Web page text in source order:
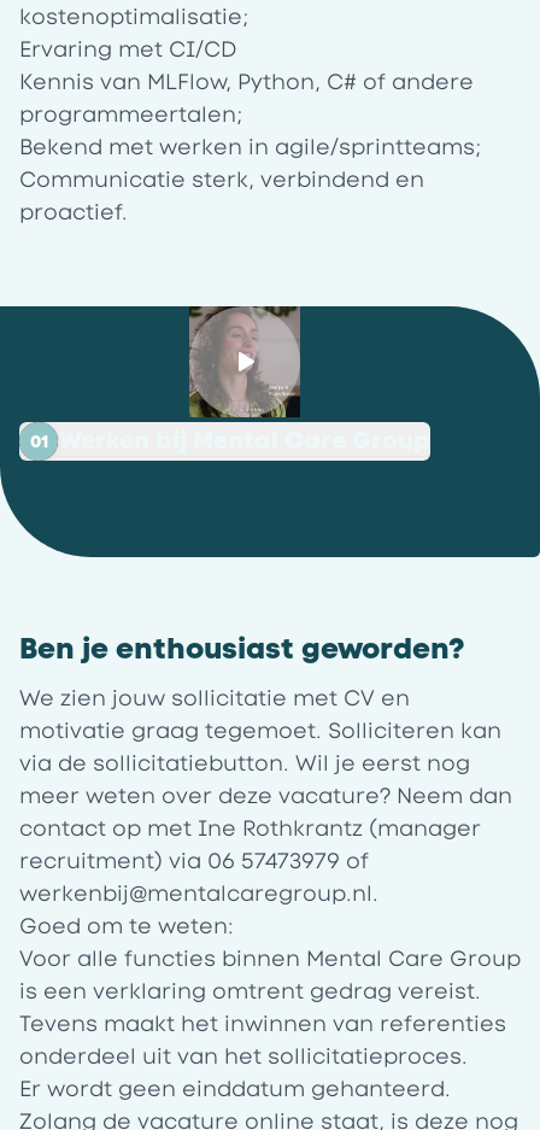
kostenoptimalisatie;
Ervaring met CI/CD
Kennis van MLFlow, Python, C# of andere
programmeertalen;
Bekend met werken in agile/sprintteams;
Communicatie sterk, verbindend en
proactief.
01
Ben je enthousiast geworden?
We zien jouw sollicitatie met CV en
motivatie graag tegemoet. Solliciteren kan
via de sollicitatiebutton. Wil je eerst nog
meer weten over deze vacature? Neem dan
contact op met Ine Rothkrantz (manager
recruitment) via 06 57473979 of
werkenbij@mentalcaregroup.nl.
Goed om te weten:
Voor alle functies binnen Mental Care Group
is een verklaring omtrent gedrag vereist.
Tevens maakt het inwinnen van referenties
onderdeel uit van het sollicitatieproces.
Er wordt geen einddatum gehanteerd.
Zolang de vacature online staat, is deze nog